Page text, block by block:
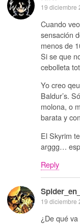
19 diciembre
Cuando
sensación
menos de
Si se que
cebolleta
Yo creo
Baldur’s.
molona, o
barata y
El Skyrim
arggg…
Reply
19 diciembre
¿De qué